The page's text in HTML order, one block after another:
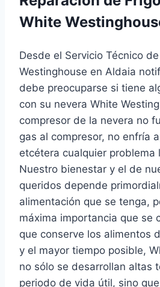
White
Desde el Servicio Técnico
Westinghouse en Aldaia
debe preocuparse si tiene
con su nevera White
compresor de la nevera no
gas al compresor, no enfría
etcétera cualquier problema
Nuestro bienestar y el de
queridos depende
alimentación que se tenga,
máxima importancia que se
que conserve los alimentos
y el mayor tiempo posible,
no sólo se desarrollan altas
periodo de vida útil, sino